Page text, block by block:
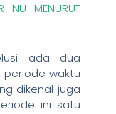
NU MENURUT
ada dua
waktu
dikenal juga
ini satu